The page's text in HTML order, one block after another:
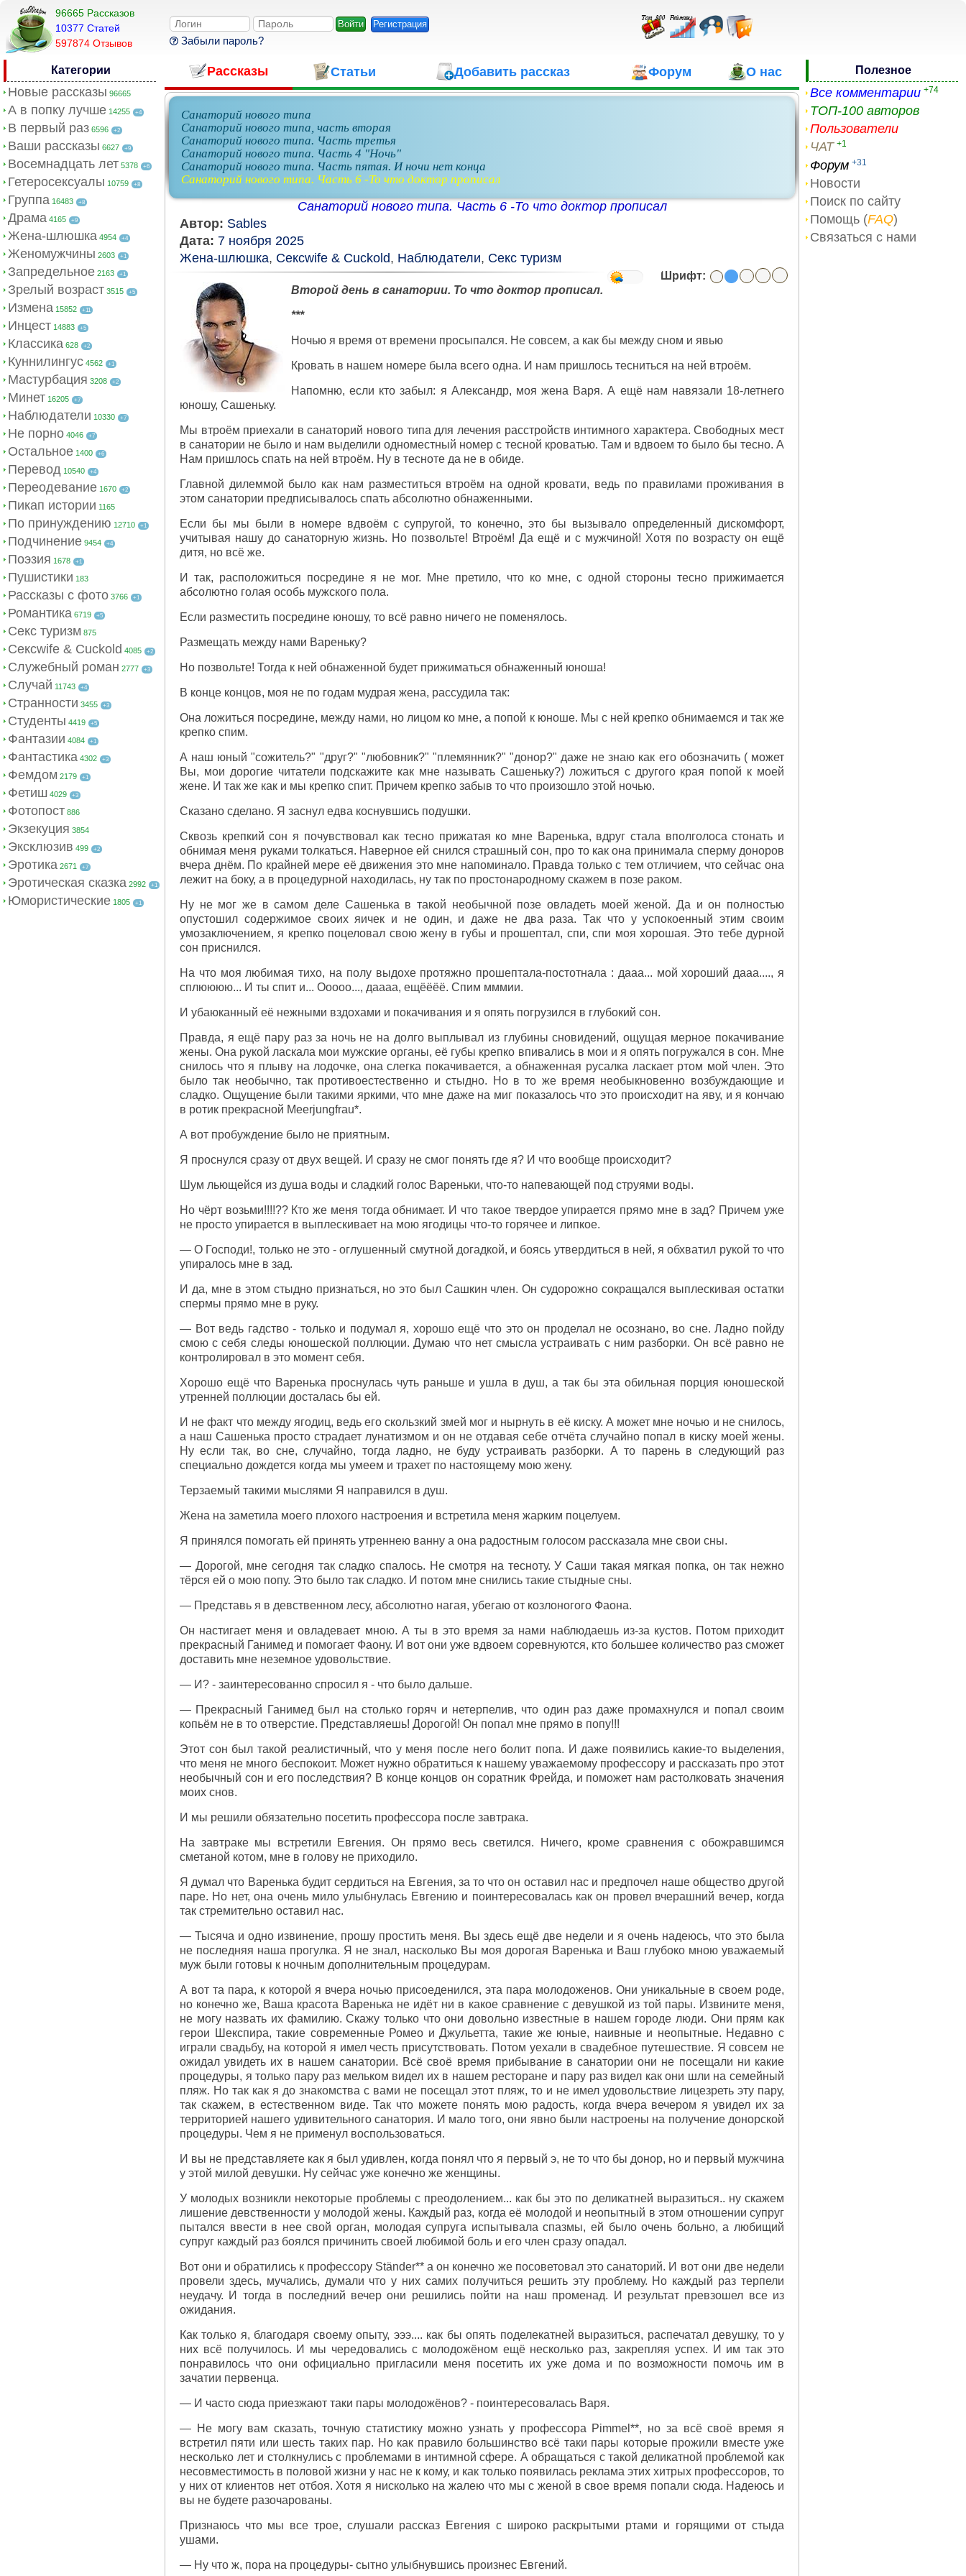
96665 Рассказов
10377 Cтатей
597874 Отзывов
Регистрация
Забыли пароль?
Категории
Новые рассказы 96665
А в попку лучше 14255 +4
В первый раз 6596 +2
Ваши рассказы 6627 +9
Восемнадцать лет 5378 +6
Гетеросексуалы 10759 +8
Группа 16483 +8
Драма 4165 +9
Жена-шлюшка 4954 +4
Женомужчины 2603 +1
Запредельное 2163 +1
Зрелый возраст 3515 +5
Измена 15852 +11
Инцест 14883 +5
Классика 628 +2
Куннилингус 4562 +1
Мастурбация 3208 +2
Минет 16205 +7
Наблюдатели 10330 +7
Не порно 4046 +7
Остальное 1400 +6
Перевод 10540 +4
Переодевание 1670 +2
Пикап истории 1165
По принуждению 12710 +1
Подчинение 9454 +4
Поэзия 1678 +1
Пушистики 183
Рассказы с фото 3766 +1
Романтика 6719 +5
Секс туризм 875
Сексwife & Cuckold 4085 +2
Служебный роман 2777 +3
Случай 11743 +4
Странности 3455 +3
Студенты 4419 +5
Фантазии 4084 +1
Фантастика 4302 +3
Фемдом 2179 +1
Фетиш 4029 +3
Фотопост 886
Экзекуция 3854
Эксклюзив 499 +2
Эротика 2671 +7
Эротическая сказка 2992 +1
Юмористические 1805 +1
Рассказы Статьи Добавить рассказ Форум О нас
Санаторий нового типа
Санаторий нового типа, часть вторая
Санаторий нового типа. Часть третья
Санаторий нового типа. Часть 4 "Ночь"
Санаторий нового типа. Часть пятая. И ночи нет конца
Санаторий нового типа. Часть 6 -То что доктор прописал
Санаторий нового типа. Часть 6 -То что доктор прописал
Автор: Sables
Дата: 7 ноября 2025
Жена-шлюшка, Сексwife & Cuckold, Наблюдатели, Секс туризм
Шрифт:
Второй день в санатории. То что доктор прописал.
***
Ночью я время от времени просыпался. Не совсем, а как бы между сном и явью
Кровать в нашем номере была всего одна. И нам пришлось тесниться на ней втроём.
Напомню, если кто забыл: я Александр, моя жена Варя. А ещё нам навязали 18-летнего
юношу, Сашеньку.
Мы втроём приехали в санаторий нового типа для лечения расстройств интимного характера. Свободных мест
в санатории не было и нам выделили одноместный номер с тесной кроватью. Там и вдвоем то было бы тесно. А
Нам пришлось спать на ней втроём. Ну в тесноте да не в обиде.
Главной дилеммой было как нам разместиться втроём на одной кровати, ведь по правилами проживания в
этом санатории предписывалось спать абсолютно обнаженными.
Если бы мы были в номере вдвоём с супругой, то конечно, это бы вызывало определенный дискомфорт,
учитывая нашу до санаторную жизнь. Но позвольте! Втроём! Да ещё и с мужчиной! Хотя по возрасту он ещё
дитя, но всё же.
И так, расположиться посредине я не мог. Мне претило, что ко мне, с одной стороны тесно прижимается
абсолютно голая особь мужского пола.
Если разместить посредине юношу, то всё равно ничего не поменялось.
Размещать между нами Вареньку?
Но позвольте! Тогда к ней обнаженной будет прижиматься обнаженный юноша!
В конце концов, моя не по годам мудрая жена, рассудила так:
Она ложиться посредине, между нами, но лицом ко мне, а попой к юноше. Мы с ней крепко обнимаемся и так же
крепко спим.
А наш юный "сожитель?" "друг?" "любовник?" "племянник?" "донор?" даже не знаю как его обозначить ( может
Вы, мои дорогие читатели подскажите как мне называть Сашеньку?) ложиться с другого края попой к моей
жене. И так же как и мы крепко спит. Причем крепко забыв то что произошло этой ночью.
Сказано сделано. Я заснул едва коснувшись подушки.
Сквозь крепкий сон я почувствовал как тесно прижатая ко мне Варенька, вдруг стала вполголоса стонать и
обнимая меня руками толкаться. Наверное ей снился страшный сон, про то как она принимала сперму доноров
вчера днём. По крайней мере её движения это мне напоминало. Правда только с тем отличием, что сейчас она
лежит на боку, а в процедурной находилась, ну так по простонародному скажем в позе раком.
Ну не мог же в самом деле Сашенька в такой необычной позе овладеть моей женой. Да и он полностью
опустошил содержимое своих яичек и не один, и даже не два раза. Так что у успокоенный этим своим
умозаключением, я крепко поцеловал свою жену в губы и прошептал, спи, спи моя хорошая. Это тебе дурной
сон приснился.
На что моя любимая тихо, на полу выдохе протяжно прошептала-постотнала : дааа... мой хороший дааа...., я
сплюююю... И ты спит и... Ооооо..., даааа, ещёёёё. Спим мммии.
И убаюканный её нежными вздохами и покачивания и я опять погрузился в глубокий сон.
Правда, я ещё пару раз за ночь не на долго выплывал из глубины сновидений, ощущая мерное покачивание
жены. Она рукой ласкала мои мужские органы, её губы крепко впивались в мои и я опять погружался в сон. Мне
снилось что я плыву на лодочке, она слегка покачивается, а обнаженная русалка ласкает ртом мой член. Это
было так необычно, так противоестественно и стыдно. Но в то же время необыкновенно возбуждающие и
сладко. Ощущение были такими яркими, что мне даже на миг показалось что это происходит на яву, и я кончаю
в ротик прекрасной Meerjungfrau*.
А вот пробуждение было не приятным.
Я проснулся сразу от двух вещей. И сразу не смог понять где я? И что вообще происходит?
Шум льющейся из душа воды и сладкий голос Вареньки, что-то напевающей под струями воды.
Но чёрт возьми!!!!?? Кто же меня тогда обнимает. И что такое твердое упирается прямо мне в зад? Причем уже
не просто упирается в выплескивает на мою ягодицы что-то горячее и липкое.
— О Господи!, только не это - оглушенный смутной догадкой, и боясь утвердиться в ней, я обхватил рукой то что
упиралось мне в зад.
И да, мне в этом стыдно признаться, но это был Сашкин член. Он судорожно сокращался выплескивая остатки
спермы прямо мне в руку.
— Вот ведь гадство - только и подумал я, хорошо ещё что это он проделал не осознано, во сне. Ладно пойду
смою с себя следы юношеской поллюции. Думаю что нет смысла устраивать с ним разборки. Он всё равно не
контролировал в это момент себя.
Хорошо ещё что Варенька проснулась чуть раньше и ушла в душ, а так бы эта обильная порция юношеской
утренней поллюции досталась бы ей.
И не факт что между ягодиц, ведь его скользкий змей мог и нырнуть в её киску. А может мне ночью и не снилось,
а наш Сашенька просто страдает лунатизмом и он не отдавая себе отчёта случайно попал в киску моей жены.
Ну если так, во сне, случайно, тогда ладно, не буду устраивать разборки. А то парень в следующий раз
специально дождется когда мы умеем и трахет по настоящему мою жену.
Терзаемый такими мыслями Я направился в душ.
Жена на заметила моего плохого настроения и встретила меня жарким поцелуем.
Я принялся помогать ей принять утреннею ванну а она радостным голосом рассказала мне свои сны.
— Дорогой, мне сегодня так сладко спалось. Не смотря на тесноту. У Саши такая мягкая попка, он так нежно
тёрся ей о мою попу. Это было так сладко. И потом мне снились такие стыдные сны.
— Представь я в девственном лесу, абсолютно нагая, убегаю от козлоногого Фаона.
Он настигает меня и овладевает мною. А ты в это время за нами наблюдаешь из-за кустов. Потом приходит
прекрасный Ганимед и помогает Фаону. И вот они уже вдвоем соревнуются, кто большее количество раз сможет
доставить мне неземное удовольствие.
— И? - заинтересованно спросил я - что было дальше.
— Прекрасный Ганимед был на столько горяч и нетерпелив, что один раз даже промахнулся и попал своим
копьём не в то отверстие. Представляешь! Дорогой! Он попал мне прямо в попу!!!
Этот сон был такой реалистичный, что у меня после него болит попа. И даже появились какие-то выделения,
что меня не много беспокоит. Может нужно обратиться к нашему уважаемому профессору и рассказать про этот
необычный сон и его последствия? В конце концов он соратник Фрейда, и поможет нам растолковать значения
моих снов.
И мы решили обязательно посетить профессора после завтрака.
На завтраке мы встретили Евгения. Он прямо весь светился. Ничего, кроме сравнения с обожравшимся
сметаной котом, мне в голову не приходило.
Я думал что Варенька будит сердиться на Евгения, за то что он оставил нас и предпочел наше общество другой
паре. Но нет, она очень мило улыбнулась Евгению и поинтересовалась как он провел вчерашний вечер, когда
так стремительно оставил нас.
— Тысяча и одно извинение, прошу простить меня. Вы здесь ещё две недели и я очень надеюсь, что это была
не последняя наша прогулка. Я не знал, насколько Вы моя дорогая Варенька и Ваш глубоко мною уважаемый
муж были готовы к ночным дополнительным процедурам.
А вот та пара, к которой я вчера ночью присоеденился, эта пара молодоженов. Они уникальные в своем роде,
но конечно же, Ваша красота Варенька не идёт ни в какое сравнение с девушкой из той пары. Извините меня,
не могу назвать их фамилию. Скажу только что они довольно известные в нашем городе люди. Они прям как
герои Шекспира, такие современные Ромео и Джульетта, такие же юные, наивные и неопытные. Недавно с
играли свадьбу, на которой я имел честь присутствовать. Потом уехали в свадебное путешествие. Я совсем не
ожидал увидеть их в нашем санатории. Всё своё время прибывание в санатории они не посещали ни какие
процедуры, я только пару раз мельком видел их в нашем ресторане и пару раз видел как они шли на семейный
пляж. Но так как я до знакомства с вами не посещал этот пляж, то и не имел удовольствие лицезреть эту пару,
так скажем, в естественном виде. Так что можете понять мою радость, когда вчера вечером я увидел их за
территорией нашего удивительного санатория. И мало того, они явно были настроены на получение донорской
процедуры. Чем я не применул воспользоваться.
И вы не представляете как я был удивлен, когда понял что я первый э, не то что бы донор, но и первый мужчина
у этой милой девушки. Ну сейчас уже конечно же женщины.
У молодых возникли некоторые проблемы с преодолением... как бы это по деликатней выразиться.. ну скажем
лишение девственности у молодой жены. Каждый раз, когда её молодой и неопытный в этом отношении супруг
пытался ввести в нее свой орган, молодая супруга испытывала спазмы, ей было очень больно, а любищий
супруг каждый раз боялся причинить своей любимой боль и его член сразу опадал.
Вот они и обратились к профессору Ständer** а он конечно же посоветовал это санаторий. И вот они две недели
провели здесь, мучались, думали что у них самих получиться решить эту проблему. Но каждый раз терпели
неудачу. И тогда в последний вечер они решились пойти на наш променад. И результат превзошел все из
ожидания.
Как только я, благодаря своему опыту, эээ.... как бы опять поделекатней выразиться, распечатал девушку, то у
них всё получилось. И мы чередовались с молодожёном ещё несколько раз, закрепляя успех. И им так это
понравилось что они официально пригласили меня посетить их уже дома и по возможности помочь им в
зачатии первенца.
— И часто сюда приезжают таки пары молодожёнов? - поинтересовалась Варя.
— Не могу вам сказать, точную статистику можно узнать у профессора Pimmel**, но за всё своё время я
встретил пяти или шесть таких пар. Но как правило большинство всё таки пары которые прожили вместе уже
несколько лет и столкнулись с проблемами в интимной сфере. А обращаться с такой деликатной проблемой как
несовместимость в половой жизни у нас не к кому, и как только появилась реклама этих хитрых профессоров, то
у них от клиентов нет отбоя. Хотя я нисколько на жалею что мы с женой в свое время попали сюда. Надеюсь и
вы не будете разочарованы.
Признаюсь что мы все трое, слушали рассказ Евгения с широко раскрытыми ртами и горящими от стыда
ушами.
— Ну что ж, пора на процедуры- сытно улыбнувшись произнес Евгений.
Полезное
Все комментарии +74
ТОП-100 авторов
Пользователи
ЧАТ +1
Форум +31
Новости
Поиск по сайту
Помощь (FAQ)
Связаться с нами